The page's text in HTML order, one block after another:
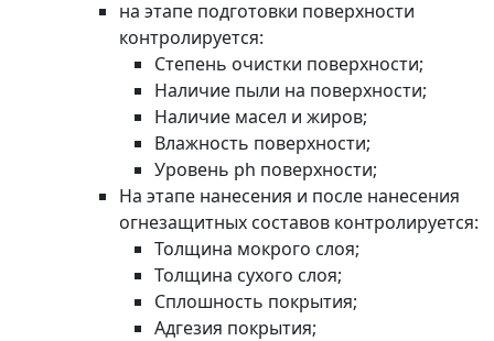
на этапе подготовки поверхности
контролируется:
Степень очистки поверхности;
Наличие пыли на поверхности;
Наличие масел и жиров;
Влажность поверхности;
Уровень ph поверхности;
На этапе нанесения и после нанесения
огнезащитных составов контролируется:
Толщина мокрого слоя;
Толщина сухого слоя;
Сплошность покрытия;
Адгезия покрытия;